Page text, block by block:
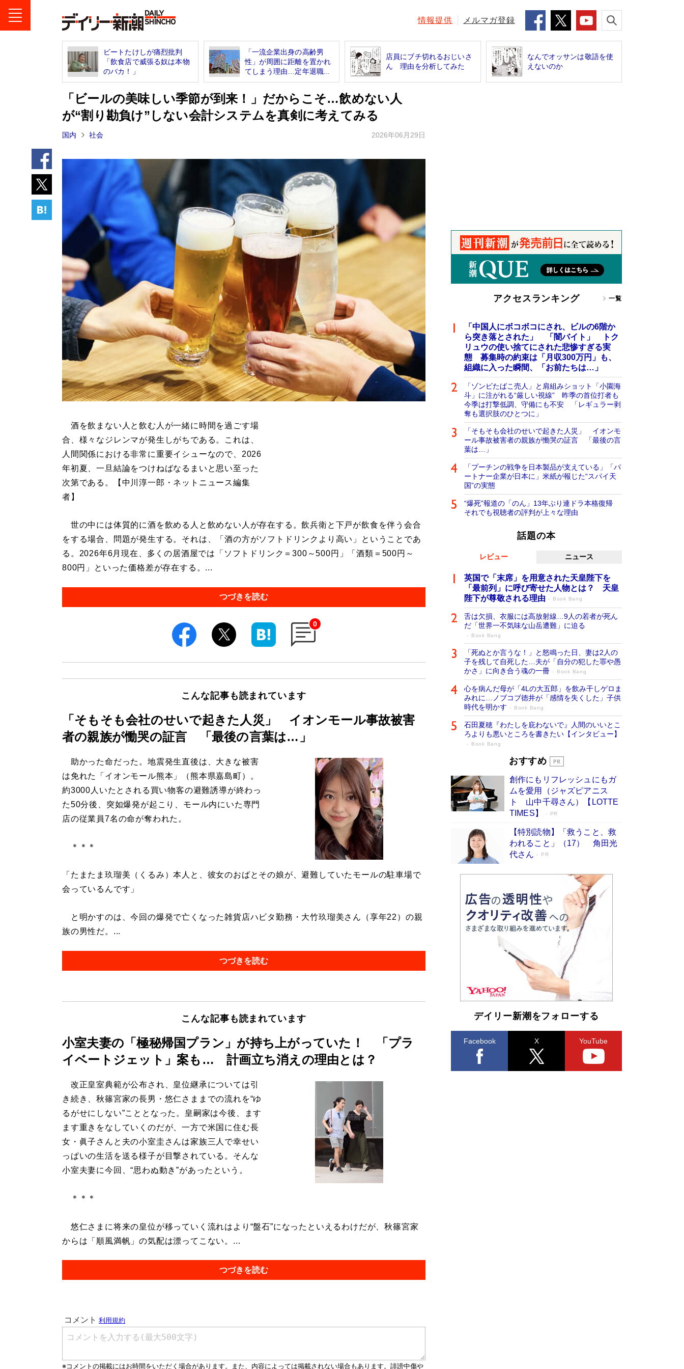
情報提供 メルマガ登録
ビートたけしが痛烈批判
「飲食店で威張る奴は本物
のバカ！」
「一流企業出身の高齢男
性」が周囲に距離を置かれ
てしまう理由…定年退職...
店員にブチ切れるおじいさ
ん 理由を分析してみた
なんでオッサンは敬語を使
えないのか
「ビールの美味しい季節が到来！」だからこそ…飲めない人
が“割り勘負け”しない会計システムを真剣に考えてみる
国内 社会 2026年06月29日
酒を飲まない人と飲む人が一緒に時間を過ごす場
合、様々なジレンマが発生しがちである。これは、
人間関係における非常に重要イシューなので、2026
年初夏、一旦結論をつけねばなるまいと思い至った
次第である。【中川淳一郎・ネットニュース編集
者】
世の中には体質的に酒を飲める人と飲めない人が存在する。飲兵衛と下戸が飲食を伴う会合
をする場合、問題が発生する。それは、「酒の方がソフトドリンクより高い」ということであ
る。2026年6月現在、多くの居酒屋では「ソフトドリンク＝300～500円」「酒類＝500円～
800円」といった価格差が存在する。...
つづきを読む
0
こんな記事も読まれています
「そもそも会社のせいで起きた人災」 イオンモール事故被害
者の親族が慟哭の証言 「最後の言葉は…」
助かった命だった。地震発生直後は、大きな被害
は免れた「イオンモール熊本」（熊本県嘉島町）。
約3000人いたとされる買い物客の避難誘導が終わっ
た50分後、突如爆発が起こり、モール内にいた専門
店の従業員7名の命が奪われた。
＊＊＊
「たまたま玖瑠美（くるみ）本人と、彼女のおばとその娘が、避難していたモールの駐車場で
会っているんです」
と明かすのは、今回の爆発で亡くなった雑貨店ハビタ勤務・大竹玖瑠美さん（享年22）の親
族の男性だ。...
つづきを読む
こんな記事も読まれています
小室夫妻の「極秘帰国プラン」が持ち上がっていた！ 「プラ
イベートジェット」案も… 計画立ち消えの理由とは？
改正皇室典範が公布され、皇位継承については引
き続き、秋篠宮家の長男・悠仁さままでの流れを“ゆ
るがせにしない”こととなった。皇嗣家は今後、ます
ます重きをなしていくのだが、一方で米国に住む長
女・眞子さんと夫の小室圭さんは家族三人で幸せい
っぱいの生活を送る様子が目撃されている。そんな
小室夫妻に今回、“思わぬ動き”があったという。
＊＊＊
悠仁さまに将来の皇位が移っていく流れはより“盤石”になったといえるわけだが、秋篠宮家
からは「順風満帆」の気配は漂ってこない。...
つづきを読む
アクセスランキング 一覧
「中国人にボコボコにされ、ビルの6階か
ら突き落とされた」 「闇バイト」 トク
リュウの使い捨てにされた悲惨すぎる実
態 募集時の約束は「月収300万円」も、
組織に入った瞬間、「お前たちは…」
「ゾンビたばこ売人」と肩組みショット「小園海
斗」に注がれる“厳しい視線” 昨季の首位打者も
今季は打撃低調、守備にも不安 「レギュラー剥
奪も選択肢のひとつに」
「そもそも会社のせいで起きた人災」 イオンモ
ール事故被害者の親族が慟哭の証言 「最後の言
葉は…」
「プーチンの戦争を日本製品が支えている」「パ
ートナー企業が日本に」米紙が報じた“スパイ天
国”の実態
“爆死”報道の「のん」13年ぶり連ドラ本格復帰
それでも視聴者の評判が上々な理由
話題の本
レビュー ニュース
英国で「末席」を用意された天皇陛下を
「最前列」に呼び寄せた人物とは？ 天皇
陛下が尊敬される理由
Book Bang
舌は欠損、衣服には高放射線…9人の若者が死ん
だ「世界一不気味な山岳遭難」に迫る
Book Bang
「死ぬとか言うな！」と怒鳴った日、妻は2人の
子を残して自死した…夫が「自分の犯した罪や愚
かさ」に向き合う魂の一冊
Book Bang
心を病んだ母が「4Lの大五郎」を飲み干しゲロま
みれに…ノブコブ徳井が「感情を失くした」子供
時代を明かす
Book Bang
石田夏穂『わたしを庇わないで』人間のいいとこ
ろよりも悪いところを書きたい【インタビュー】
Book Bang
「叱って伸びるやつは、褒めたらもっと伸
た“人を育てるコツ”…芸への考え方を明か
す
Book Bang
「『火垂るの墓』は、大嘘である」原作者が抱き
続けた“自責の念”とは…「自己憐憫は描きたくな
い」監督が徹底的にこだわったこと（後編） #
戦争の記憶
Book Bang
美輪明宏 晩年の回答を集めた『ほほえんで生き
るための人生相談』がランクイン［エンターテイ
メントベストセラー］
Book Bang
「宇宙兄弟」最終46巻がベストセラー1位 宇宙
開発への関心を押し上げた18年の物語に幕 特装
版には「宇宙で描かれたマンガ」も収録
Book Bang
「不意に涙が出そうに…」高嶋政伸が明かし
た“13歳の娘を暴行する役”への葛藤 インティマ
シーコーディネーターに支えられたNHK『大奥』
Book Bang
おすすめ
創作にもリフレッシュにもガ
ムを愛用（ジャズピアニス
ト 山中千尋さん）【LOTTE
TIMES】
PR
【特別読物】「救うこと、救
われること」（17） 角田光
代さん
PR
デイリー新潮をフォローする
Facebook X YouTube